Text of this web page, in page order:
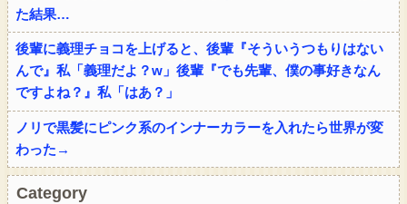
た結果…
後輩に義理チョコを上げると、後輩『そういうつもりはない
んで』私「義理だよ？w」後輩『でも先輩、僕の事好きなん
ですよね？』私「はあ？」
ノリで黒髪にピンク系のインナーカラーを入れたら世界が変
わった→
Category